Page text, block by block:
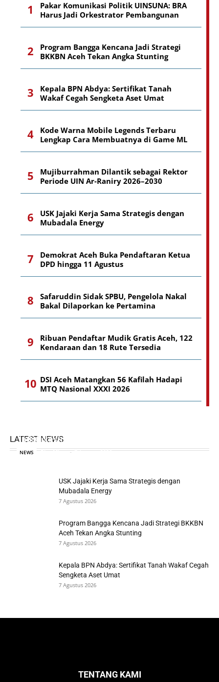
Pakar Komunikasi Politik UINSUNA: BRA
Harus Jadi Orkestrator Pembangunan
Program Bangga Kencana Jadi Strategi
BKKBN Aceh Tekan Angka Stunting
Kepala BPN Abdya: Sertifikat Tanah
Wakaf Cegah Sengketa Aset Umat
Kode Warna Mobile Legends Terbaru
Lengkap Cara Membuatnya di Game ML
Mujiburrahman Dilantik sebagai Rektor
Periode UIN Ar-Raniry 2026–2030
USK Jajaki Kerja Sama Strategis dengan
Mubadala Energy
Demokrat Aceh Buka Pendaftaran Ketua
DPD hingga 11 Agustus
Safaruddin Sidak SPBU, Pengelola Nakal
Bakal Dilaporkan ke Pertamina
Ribuan Pendaftar Mudik Gratis Aceh, 122
Kendaraan dan 18 Rute Tersedia
DSI Aceh Matangkan 56 Kafilah Hadapi
MTQ Nasional XXXI 2026
LATEST NEWS
Jadi Orkestrator Pembangunan
NEWS Riza Mirza - 7 Agustus 2026
USK Jajaki Kerja Sama Strategis dengan
Mubadala Energy
7 Agustus 2026
Program Bangga Kencana Jadi Strategi BKKBN
Aceh Tekan Angka Stunting
7 Agustus 2026
Kepala BPN Abdya: Sertifikat Tanah Wakaf Cegah
Sengketa Aset Umat
7 Agustus 2026
TENTANG KAMI